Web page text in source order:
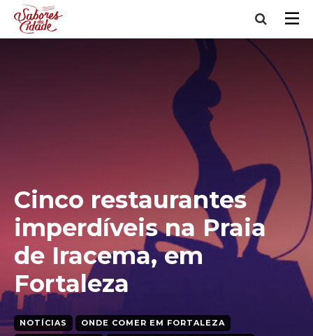
Cinco restaurantes
imperdíveis na Praia
de Iracema, em
Fortaleza
NOTÍCIAS
ONDE COMER EM FORTALEZA